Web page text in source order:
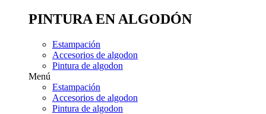
PINTURA EN ALGODÓN
Estampación
Accesorios de algodon
Pintura de algodon
Menú
Estampación
Accesorios de algodon
Pintura de algodon